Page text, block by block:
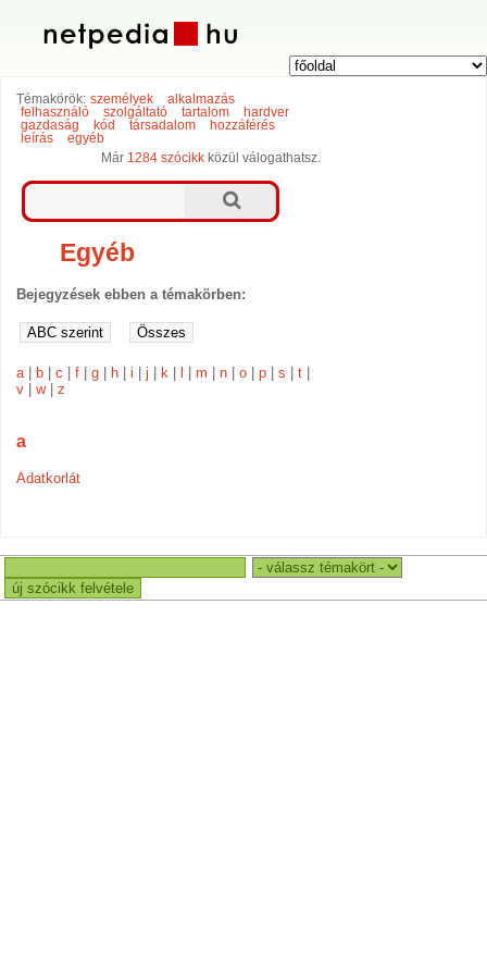
Témakörök: személyek
alkalmazás
felhasználó
szolgáltató tartalom
hardver
gazdaság
kód társadalom
hozzáférés
leírás
egyéb
Már 1284 szócikk közül válogathatsz.
Egyéb
Bejegyzések ebben a témakörben:
a |b |c |f |g | h |i |j |k |l |m |n |o |p |s |t |
v |w|z
a
Adatkorlát